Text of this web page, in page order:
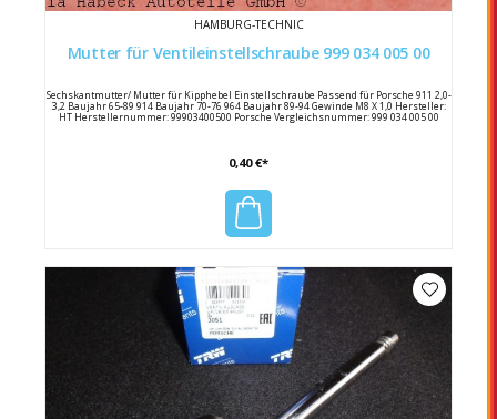
HAMBURG-TECHNIC
Mutter für Ventileinstellschraube 999 034 005 00
Sechskantmutter/ Mutter für Kipphebel Einstellschraube Passend für Porsche 911 2,0-
3,2 Baujahr 65-89 914 Baujahr 70-76 964 Baujahr 89-94 Gewinde M8 X 1,0 Hersteller:
HT Herstellernummer: 99903400500 Porsche Vergleichsnummer: 999 034 005 00
0,40 €*